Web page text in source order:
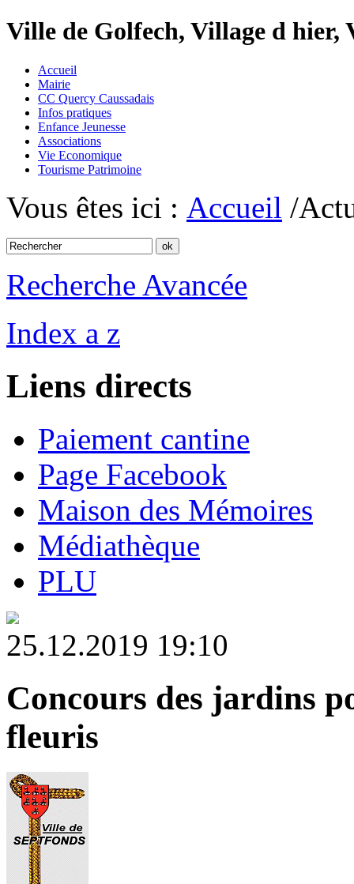
Ville de Golfech, Village d
Accueil
Mairie
CC Quercy Caussadais
Infos pratiques
Enfance Jeunesse
Associations
Vie Economique
Tourisme Patrimoine
Vous êtes ici : Accueil /
Recherche Avancée
Index a z
Liens directs
Paiement cantine
Page Facebook
Maison des Mémoires
Médiathèque
PLU
25.12.2019 19:10
Concours des jardins
fleuris